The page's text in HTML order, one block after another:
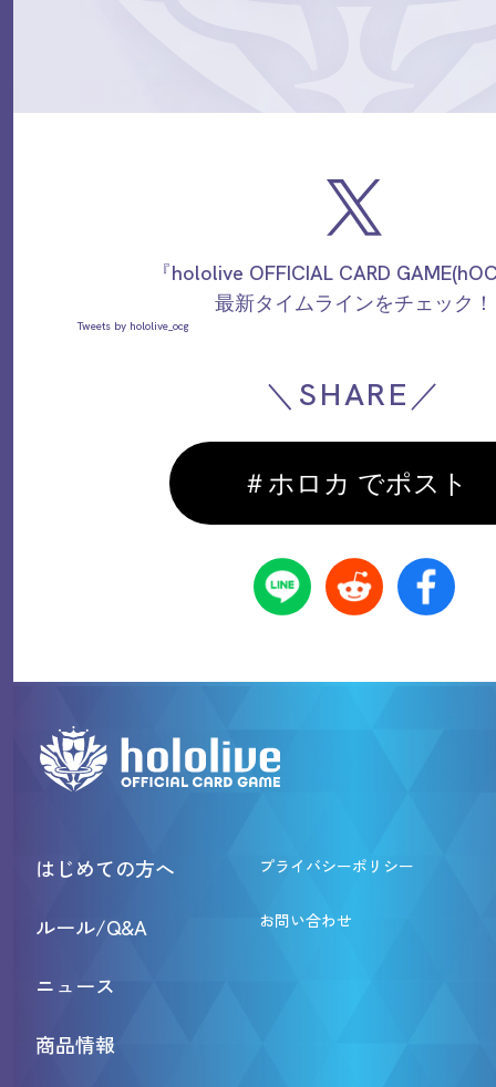
『hololive OFFICIAL CARD
最新タイムラインをチェック！
Tweets by hololive_ocg
＼SHARE／
＃ホロカ でポスト
はじめての方へ
ルール/Q&A
ニュース
商品情報
プライバシーポリシー
お問い合わせ